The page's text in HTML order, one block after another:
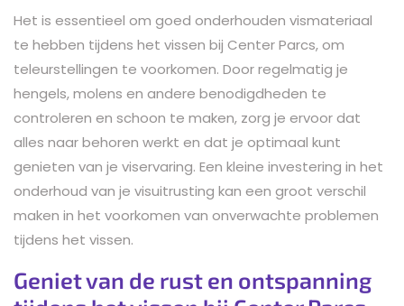
Het is essentieel om goed onderhouden vismateriaal
te hebben tijdens het vissen bij Center Parcs, om
teleurstellingen te voorkomen. Door regelmatig je
hengels, molens en andere benodigdheden te
controleren en schoon te maken, zorg je ervoor dat
alles naar behoren werkt en dat je optimaal kunt
genieten van je viservaring. Een kleine investering in het
onderhoud van je visuitrusting kan een groot verschil
maken in het voorkomen van onverwachte problemen
tijdens het vissen.
Geniet van de rust en ontspanning